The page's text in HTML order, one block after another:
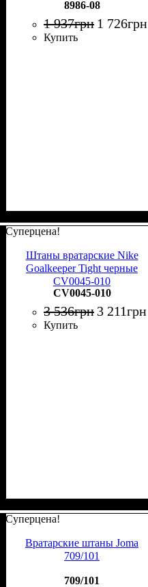
8986-08
1 937грн 1 726грн
Купить
Суперцена!
Штаны вратарские Nike
Goalkeeper Tight черные
CV0045-010
CV0045-010
3 536грн 3 211грн
Купить
Суперцена!
Вратарские штаны Joma
709/101
709/101